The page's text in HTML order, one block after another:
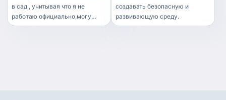
месяцев в государственном
саду младшим воспитателем.
Знакома с режимом дня,
в сад , учитывая что я не
работаю официально,могу
помогать вам , но
создавать безопасную и
развивающую среду.